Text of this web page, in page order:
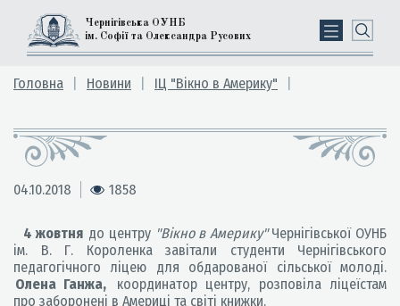
Чернігівська ОУНБ
ім. Софії та Олександра Русових
Головна Новини ІЦ "Вікно в Америку"
04.10.2018 1858
4 жовтня до центру "Вікно в Америку"Чернігівської ОУНБ
ім. В. Г. Короленка завітали студенти Чернігівського
педагогічного ліцею для обдарованої сільської молоді.
Олена Ганжа,
координатор центру, розповіла ліцеїстам
про заборонені в Америці та світі книжки.